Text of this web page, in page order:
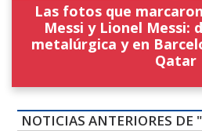
Las fotos que
Messi y Lionel Messi:
metalúrgica y en
Qatar
NOTICIAS ANTERIORES DE